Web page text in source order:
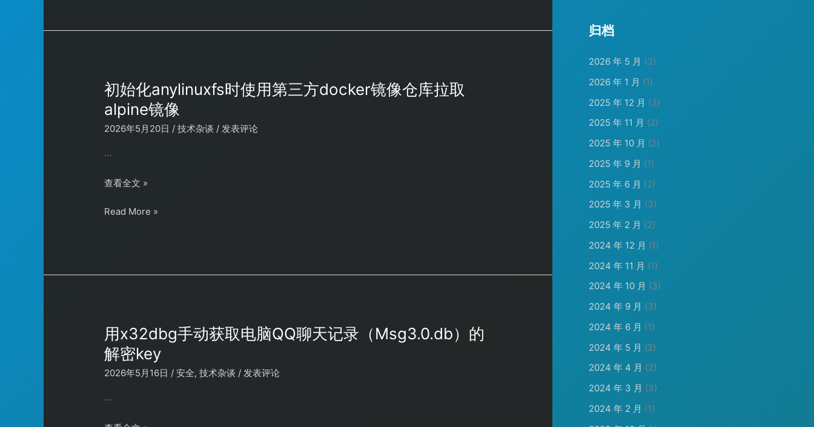
个
输
入
法
关
题
初始化anylinuxfs时使用第三方docker镜像仓库拉取
alpine镜像
2026年5月20日 /技术杂谈 /发表评论
…
初
化
docker
镜
像
仓
拉
查看全文 »
初
三
方
docker
镜
仓
Read More »
用x32dbg手动获取电脑QQ聊天记录（Msg3.0.db）的
解密key
2026年5月16日 /安全,技术杂谈 /发表评论
…
归档
2026 年 5 月 (3)
2026 年 1 月 (1)
2025 年 12 月 (3)
2025 年 11 月 (2)
2025 年 10 月 (2)
2025 年 9 月 (1)
2025 年 6 月 (2)
2025 年 3 月 (3)
2025 年 2 月 (2)
2024 年 12 月 (1)
2024 年 11 月 (1)
2024 年 10 月 (3)
2024 年 9 月 (3)
2024 年 6 月 (1)
2024 年 5 月 (2)
2024 年 4 月 (2)
2024 年 3 月 (3)
2024 年 2 月 (1)